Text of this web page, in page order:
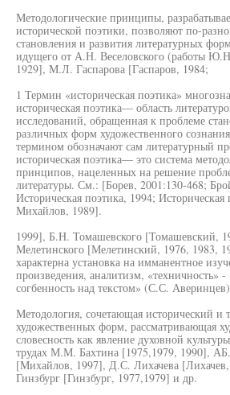
Методологические принципы,
исторической поэтики, позволяют по-
становления и развития литературных
идущего от А.Н. Веселовского (работы
1929], М.Л. Гаспарова [Гаспаров, 1984;
1 Термин «историческая поэтика»
историческая поэтика— область
исследований, обращенная к проблеме
различных форм художественного
термином обозначают сам литературный
историческая поэтика— это система
принципов, нацеленных на решение
литературы. См.: [Борев, 2001:130-468;
Историческая поэтика, 1994; Историческая
Михайлов, 1989].
1999], Б.Н. Томашевского [Томашевский,
Мелетинского [Мелетинский, 1976, 1983,
характерна установка на имманентное
произведения, аналитизм, «техничность» -
согбенность над текстом» (С.С.
Методология, сочетающая исторический и
художественных форм, рассматривающая
словесность как явление духовной
трудах М.М. Бахтина [1975,1979, 1990],
[Михайлов, 1997], Д.С. Лихачева
Гинзбург [Гинзбург, 1977,1979] и др.